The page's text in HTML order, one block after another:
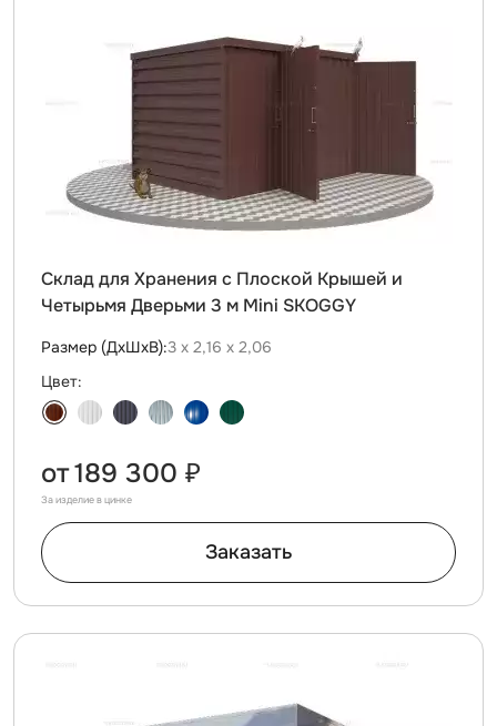
Склад для Хранения с Плоской Крышей и
Четырьмя Дверьми 3 м Mini SKOGGY
Размер (ДxШxВ):3 х 2,16 х 2,06
Цвет:
от189 300 ₽
За изделие в цинке
Заказать